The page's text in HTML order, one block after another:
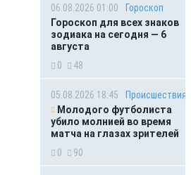
06.08.2026 01:00
Гороскоп
Гороскоп для всех знаков
зодиака на сегодня — 6
августа
0
48
05.08.2026 18:45
Происшествия
Молодого футболиста
убило молнией во время
матча на глазах зрителей
0
90